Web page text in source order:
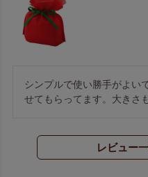
シンプルで使い勝手がよい
せてもらってます。大きさ
レビュー